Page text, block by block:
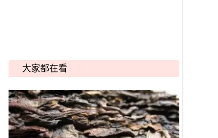
大家都在看